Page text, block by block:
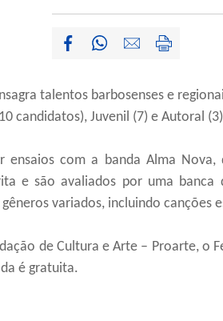
talentos barbosenses e
candidatos), Juvenil (7) e Autoral
ensaios com a banda Alma
e são avaliados por uma
variados, incluindo canções
de Cultura e Arte – Proarte, o
é gratuita.